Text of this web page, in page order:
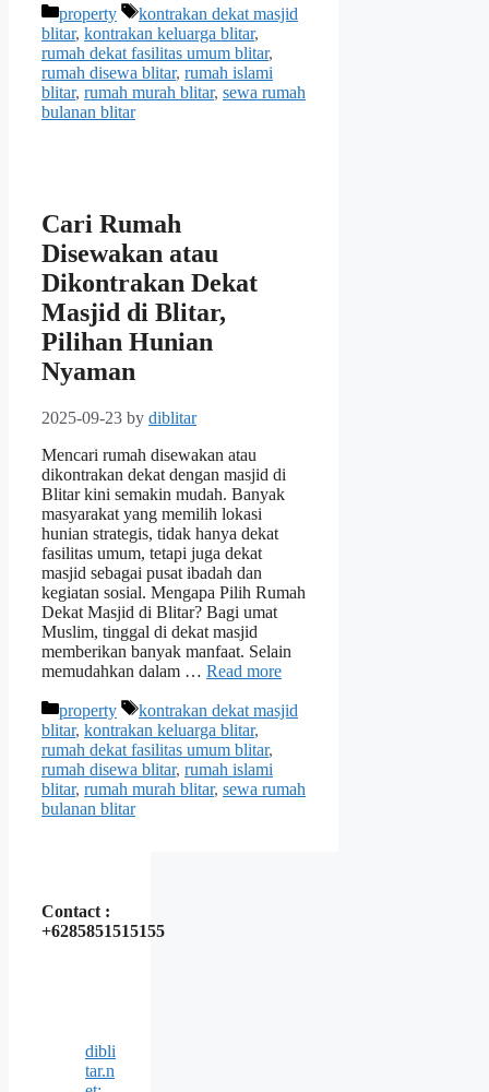
Categories
property Tags
kontrakan dekat masjid
blitar, kontrakan keluarga blitar,
rumah dekat fasilitas umum blitar,
rumah disewa blitar, rumah islami
blitar, rumah murah blitar, sewa rumah
bulanan blitar
Cari Rumah
Disewakan atau
Dikontrakan Dekat
Masjid di Blitar,
Pilihan Hunian
Nyaman
2025-09-23 by diblitar
Mencari rumah disewakan atau
dikontrakan dekat dengan masjid di
Blitar kini semakin mudah. Banyak
masyarakat yang memilih lokasi
hunian strategis, tidak hanya dekat
fasilitas umum, tetapi juga dekat
masjid sebagai pusat ibadah dan
kegiatan sosial. Mengapa Pilih Rumah
Dekat Masjid di Blitar? Bagi umat
Muslim, tinggal di dekat masjid
memberikan banyak manfaat. Selain
memudahkan dalam … Read more
Categories
property Tags
kontrakan dekat masjid
blitar, kontrakan keluarga blitar,
rumah dekat fasilitas umum blitar,
rumah disewa blitar, rumah islami
blitar, rumah murah blitar, sewa rumah
bulanan blitar
Contact :
+6285851515155
dibli
tar.n